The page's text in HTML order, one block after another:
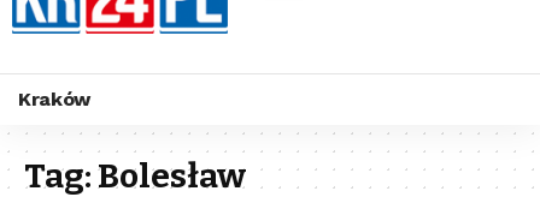
Kraków
Tag:Bolesław